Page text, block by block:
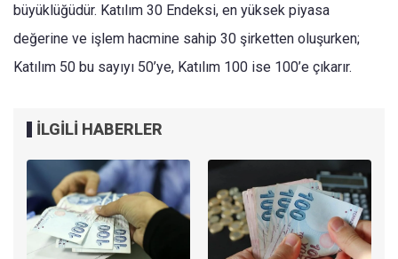
büyüklüğüdür. Katılım 30 Endeksi, en yüksek piyasa
değerine ve işlem hacmine sahip 30 şirketten oluşurken;
Katılım 50 bu sayıyı 50’ye, Katılım 100 ise 100’e çıkarır.
İLGİLİ HABERLER